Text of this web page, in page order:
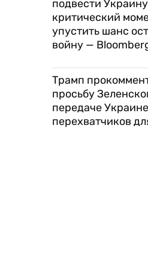
подвести
критический
упустить шанс
войну —
Трамп
просьбу
передаче Украине
перехватчиков